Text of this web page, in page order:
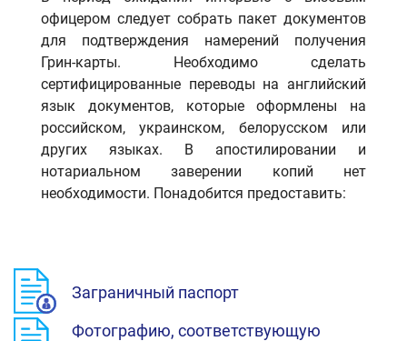
офицером следует собрать пакет документов
для подтверждения намерений получения
Грин-карты. Необходимо сделать
сертифицированные переводы на английский
язык документов, которые оформлены на
российском, украинском, белорусском или
других языках. В апостилировании и
нотариальном заверении копий нет
необходимости. Понадобится предоставить:
Заграничный паспорт
Фотографию, соответствующую